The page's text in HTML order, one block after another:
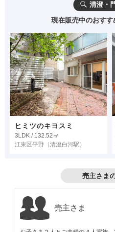
清澄・
現在販売中のおす
ヒミツのキヨスミ
3LDK / 132.52㎡
江東区平野 （清澄白河駅）
売主さま
売主さま